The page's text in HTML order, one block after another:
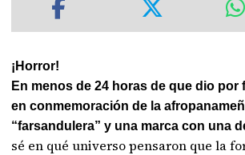
¡Horror!
En menos de 24 horas de que dio por
en conmemoración de la
“farsandulera” y una marca con una
sé en qué universo pensaron que la